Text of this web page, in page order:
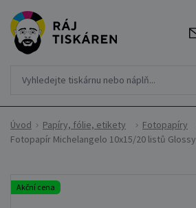
Úvod Papíry, fólie, etikety
Fotopapíry
Fotopapír Michelangelo 10x15/20 listů Glossy
Akční cena